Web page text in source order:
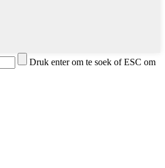
Druk enter om te soek of ESC om